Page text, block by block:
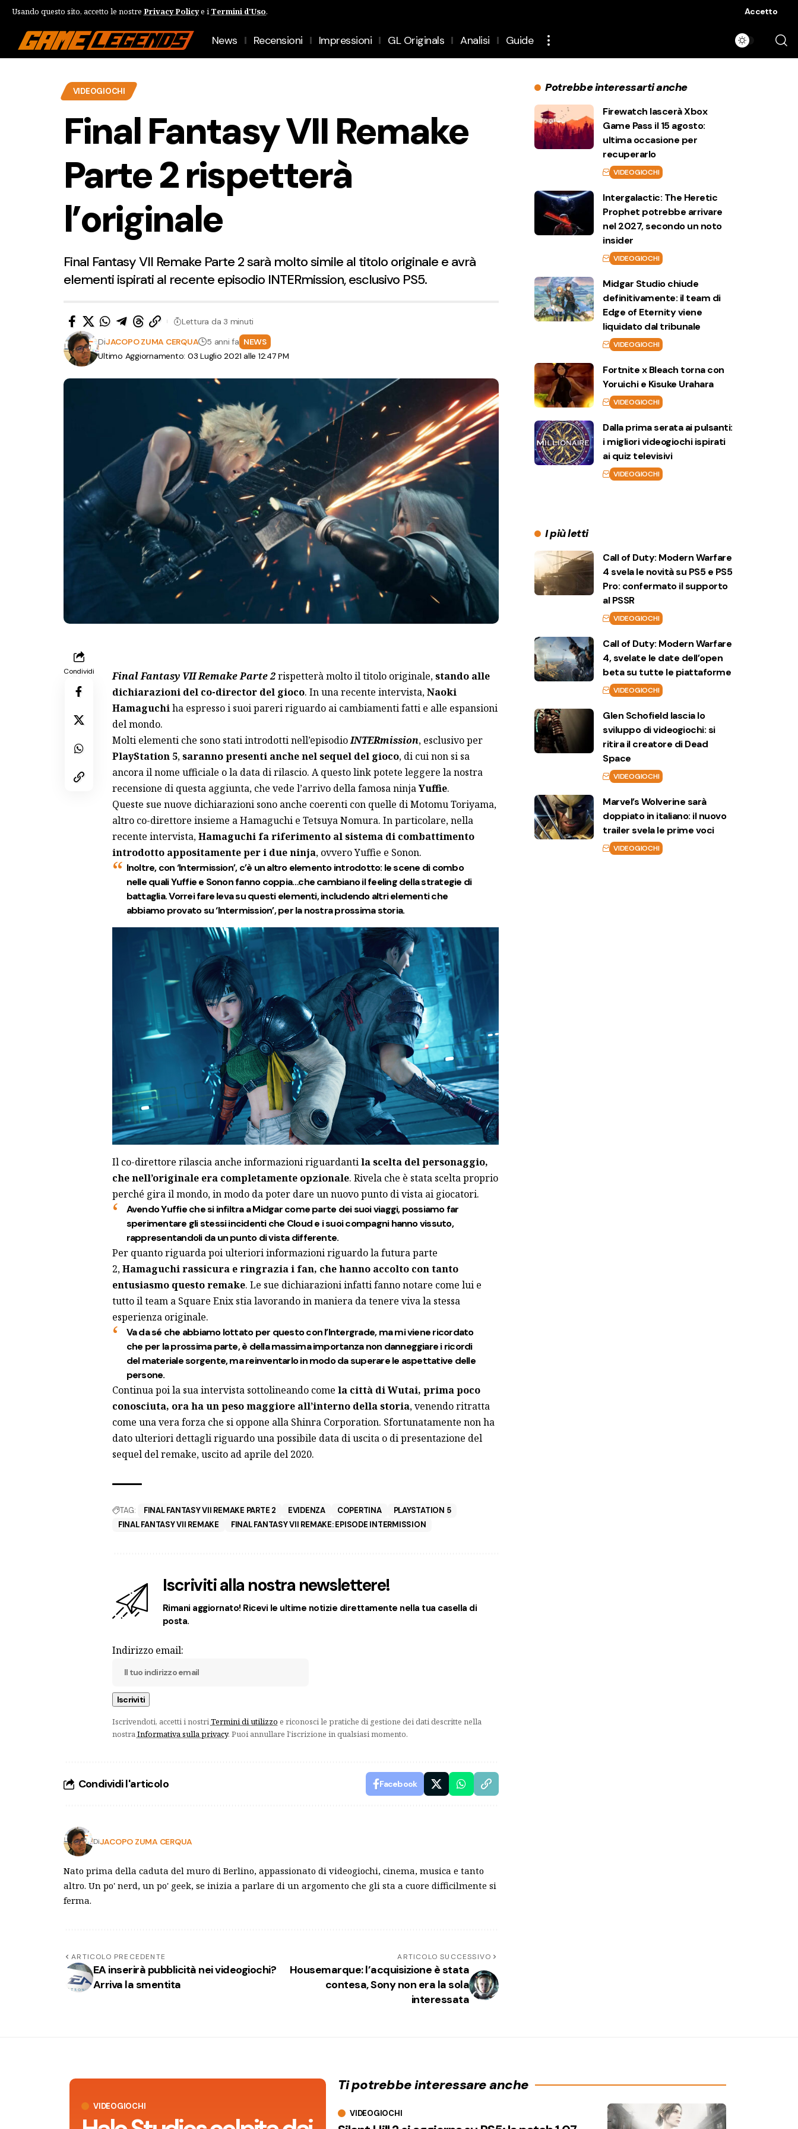
Usando questo sito, accetto le nostre Privacy Policye i Termini d'Uso. Accetto
News Recensioni Impressioni GL Originals Analisi Guide
VIDEOGIOCHI
Final Fantasy VII Remake
Parte 2 rispetterà
l’originale
Final Fantasy VII Remake Parte 2 sarà molto simile al titolo originale e avrà
elementi ispirati al recente episodio INTERmission, esclusivo PS5.
Ultimo Aggiornamento: 03 Luglio 2021 alle 12:47 PM
DiJACOPO ZUMA CERQUA 5 anni fa NEWS
Lettura da 3 minuti
Condividi Final Fantasy VII Remake Parte 2rispetterà molto il titolo originale,stando alle
dichiarazioni del co-director del gioco. In una recente intervista,Naoki
Hamaguchiha espresso i suoi pareri riguardo ai cambiamenti fatti e alle espansioni
del mondo.
Molti elementi che sono stati introdotti nell’episodioINTERmission, esclusivo per
PlayStation 5,saranno presenti anche nel sequel del gioco, di cui non si sa
ancora il nome ufficiale o la data di rilascio. Aquesto linkpotete leggere la nostra
recensione di questa aggiunta, che vede l’arrivo della famosa ninjaYuffie.
Queste sue nuove dichiarazioni sono anche coerenti con quelle di Motomu Toriyama,
altro co-direttore insieme a Hamaguchi e Tetsuya Nomura. In particolare, nella
recente intervista,Hamaguchi fa riferimento al sistema di combattimento
introdotto appositamente per i due ninja, ovvero Yuffie e Sonon.
Inoltre, con ‘Intermission’, c’è un altro elemento introdotto: le scene di combo
nelle quali Yuffie e Sonon fanno coppia…che cambiano il feeling della strategie di
battaglia. Vorrei fare leva su questi elementi, includendo altri elementi che
abbiamo provato su ‘Intermission’, per la nostra prossima storia.
Il co-direttore rilascia anche informazioni riguardantila scelta del personaggio,
che nell’originale era completamente opzionale. Rivela che è stata scelta proprio
perché gira il mondo, in modo da poter dare un nuovo punto di vista ai giocatori.
Avendo Yuffie che si infiltra a Midgar come parte dei suoi viaggi, possiamo far
sperimentare gli stessi incidenti che Cloud e i suoi compagni hanno vissuto,
rappresentandoli da un punto di vista differente.
Per quanto riguarda poi ulteriori informazioni riguardo la futura parte
2,Hamaguchi rassicura e ringrazia i fan, che hanno accolto con tanto
entusiasmo questo remake. Le sue dichiarazioni infatti fanno notare come lui e
tutto il team a Square Enix stia lavorando in maniera da tenere viva la stessa
esperienza originale.
Va da sé che abbiamo lottato per questo con l’Intergrade, ma mi viene ricordato
che per la prossima parte, è della massima importanza non danneggiare i ricordi
del materiale sorgente, ma reinventarlo in modo da superare le aspettative delle
persone.
Continua poi la sua intervista sottolineando come la città di Wutai, prima poco
conosciuta, ora ha un peso maggiore all’interno della storia, venendo ritratta
come una vera forza che si oppone alla Shinra Corporation. Sfortunatamente non ha
dato ulteriori dettagli riguardo una possibile data di uscita o di presentazione del
sequel delremake, uscito ad aprile del 2020.
TAG: FINAL FANTASY VII REMAKE PARTE 2 EVIDENZA COPERTINA
PLAYSTATION 5
FINAL FANTASY VII REMAKE
FINAL FANTASY VII REMAKE: EPISODE INTERMISSION
Iscriviti alla nostra newslettere!
Rimani aggiornato! Ricevi le ultime notizie direttamente nella tua casella di
posta.
Indirizzo email:
Iscrivendoti, accetti i nostriTermini di utilizzo e riconosci le pratiche di gestione dei dati descritte nella
nostraInformativa sulla privacy. Puoi annullare l'iscrizione in qualsiasi momento.
Condividi l'articolo Facebook
DiJACOPO ZUMA CERQUA
Nato prima della caduta del muro di Berlino, appassionato di videogiochi, cinema, musica e tanto
altro. Un po' nerd, un po' geek, se inizia a parlare di un argomento che gli sta a cuore difficilmente si
ferma.
ARTICOLO PRECEDENTE
EA inserirà pubblicità nei videogiochi?
Arriva la smentita
ARTICOLO SUCCESSIVO
Housemarque: l’acquisizione è stata
contesa, Sony non era la sola
interessata
Potrebbe interessarti anche
Firewatch lascerà Xbox
Game Pass il 15 agosto:
ultima occasione per
recuperarlo
VIDEOGIOCHI
Intergalactic: The Heretic
Prophet potrebbe arrivare
nel 2027, secondo un noto
insider
VIDEOGIOCHI
Midgar Studio chiude
definitivamente: il team di
Edge of Eternity viene
liquidato dal tribunale
VIDEOGIOCHI
Fortnite x Bleach torna con
Yoruichi e Kisuke Urahara
VIDEOGIOCHI
Dalla prima serata ai pulsanti:
i migliori videogiochi ispirati
ai quiz televisivi
VIDEOGIOCHI
I più letti
Call of Duty: Modern Warfare
4 svela le novità su PS5 e PS5
Pro: confermato il supporto
al PSSR
VIDEOGIOCHI
Call of Duty: Modern Warfare
4, svelate le date dell’open
beta su tutte le piattaforme
VIDEOGIOCHI
Glen Schofield lascia lo
sviluppo di videogiochi: si
ritira il creatore di Dead
Space
VIDEOGIOCHI
Marvel’s Wolverine sarà
doppiato in italiano: il nuovo
trailer svela le prime voci
VIDEOGIOCHI
VIDEOGIOCHI
Ti potrebbe interessare anche
VIDEOGIOCHI